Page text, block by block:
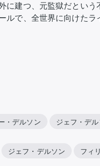
に建つ、元監獄だとい
ルで、全世界に向けた
・デルソン ジェフ・デ
ジェフ・デルソン フィ